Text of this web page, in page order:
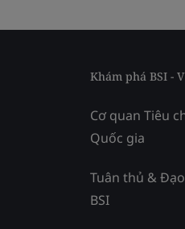
Khám phá BSI -
Cơ quan Tiêu
Quốc gia
Tuân thủ &
BSI